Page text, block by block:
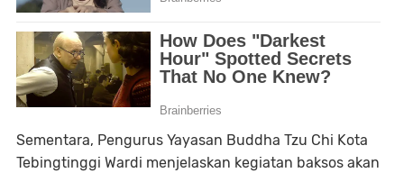
Sementara, Pengurus Yayasan Buddha Tzu Chi Kota
Tebingtinggi Wardi menjelaskan kegiatan baksos akan